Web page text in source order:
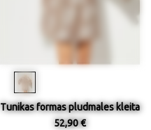
Tunikas formas pludmales kleita
52,90 €